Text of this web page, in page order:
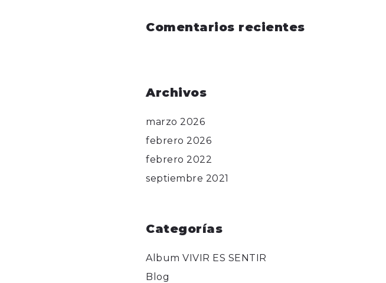
Comentarios recientes
Archivos
marzo 2026
febrero 2026
febrero 2022
septiembre 2021
Categorías
Album VIVIR ES SENTIR
Blog